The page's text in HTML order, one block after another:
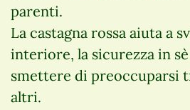
parenti.
La castagna rossa aiuta a
interiore, la sicurezza in
smettere di preoccuparsi
altri.